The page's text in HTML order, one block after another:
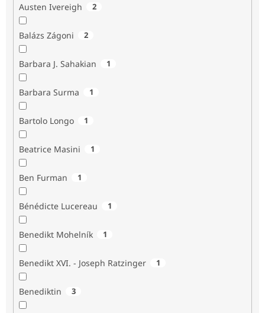
Austen Ivereigh 2
Balázs Zágoni 2
Barbara J. Sahakian 1
Barbara Surma 1
Bartolo Longo 1
Beatrice Masini 1
Ben Furman 1
Bénédicte Lucereau 1
Benedikt Mohelník 1
Benedikt XVI. - Joseph Ratzinger 1
Benediktin 3